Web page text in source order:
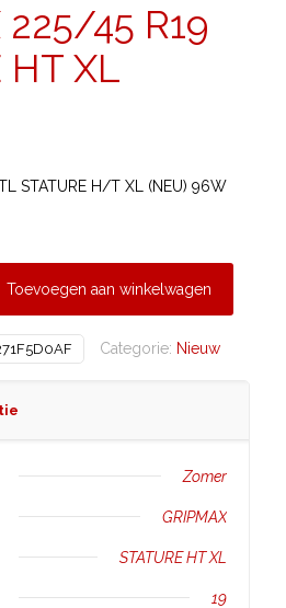
225/45 R19
HT XL
STATURE H/T XL (NEU) 96W
Toevoegen aan winkelwagen
Categorie: Nieuw
Zomer
GRIPMAX
STATURE HT XL
19